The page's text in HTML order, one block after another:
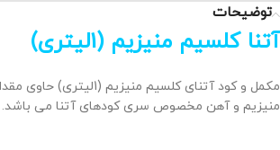
توضیحات
آتنا کلسیم منیزیم (1لیتری)
مکمل و کود آتنای کلسیم
منیزیم و آهن مخصوص سری کودهای آتنا می باشد.